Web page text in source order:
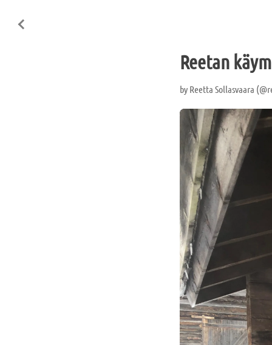
Reetan
by Reetta Sollasvaara